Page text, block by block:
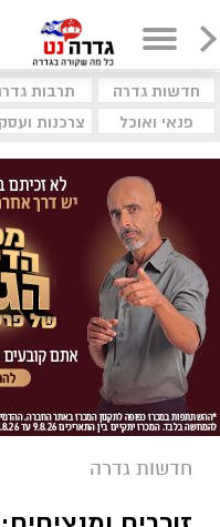
חדשות גדרה תרבות
פנאי ואוכל
צרכנות
חדשות גדרה